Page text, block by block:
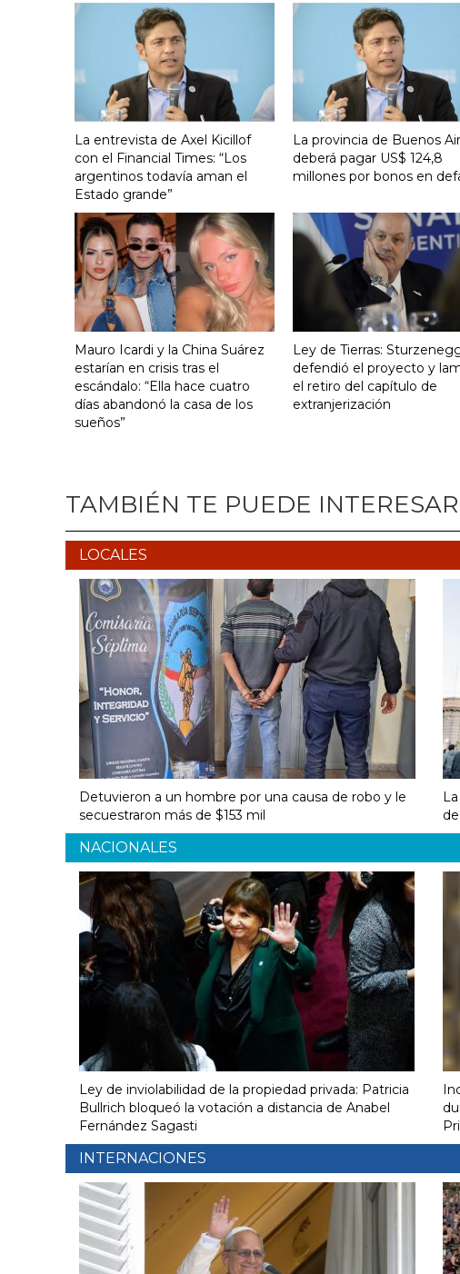
La entrevista de Axel Kicillof
con el Financial Times: “Los
argentinos todavía aman el
Estado grande”
La provincia de Buenos
deberá pagar US$ 124,8
millones por bonos en
Mauro Icardi y la China Suárez
estarían en crisis tras el
escándalo: “Ella hace cuatro
días abandonó la casa de los
sueños”
Ley de Tierras:
defendió el proyecto y
el retiro del capítulo de
extranjerización
TAMBIÉN TE PUEDE INTERESAR
LOCALES
Detuvieron a un hombre por una causa de robo y le
secuestraron más de $153 mil
NACIONALES
Ley de inviolabilidad de la propiedad privada: Patricia
Bullrich bloqueó la votación a distancia de Anabel
Fernández Sagasti
INTERNACIONES